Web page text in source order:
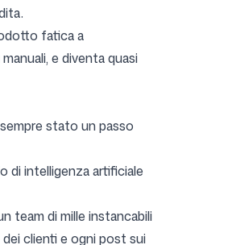
fatica a
e diventa quasi
stato un passo
di intelligenza artificiale
team di mille instancabili
clienti e ogni post sui